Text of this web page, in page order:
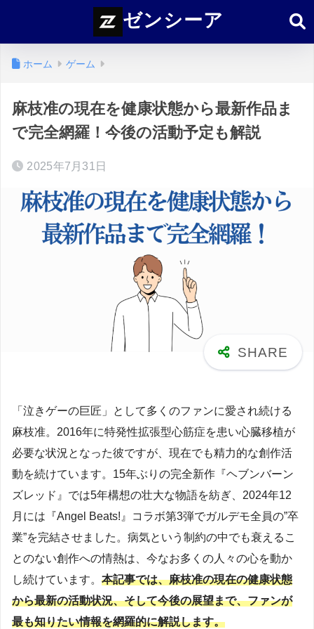
ゼンシーア
ホーム ゲーム
麻枝准の現在を健康状態から最新作品ま
で完全網羅！今後の活動予定も解説
2025年7月31日
「泣きゲーの巨匠」として多くのファンに愛され続ける
麻枝准。2016年に特発性拡張型心筋症を患い心臓移植が
必要な状況となった彼ですが、現在でも精力的な創作活
動を続けています。15年ぶりの完全新作『ヘブンバーン
ズレッド』では5年構想の壮大な物語を紡ぎ、2024年12
月には『Angel Beats!』コラボ第3弾でガルデモ全員の”卒
業”を完結させました。病気という制約の中でも衰えるこ
とのない創作への情熱は、今なお多くの人々の心を動か
し続けています。 本記事では、麻枝准の現在の健康状態
から最新の活動状況、そして今後の展望まで、ファンが
最も知りたい情報を網羅的に解説します。